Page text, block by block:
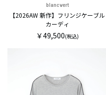
blancvert
【2026AW 新作】フリンジケーブル
カーディ
￥49,500(税込)